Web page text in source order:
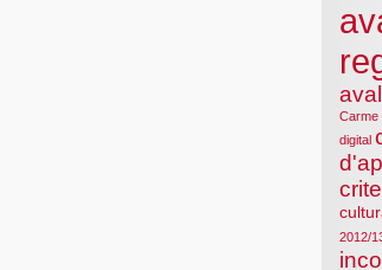
Carme
digital
2012/